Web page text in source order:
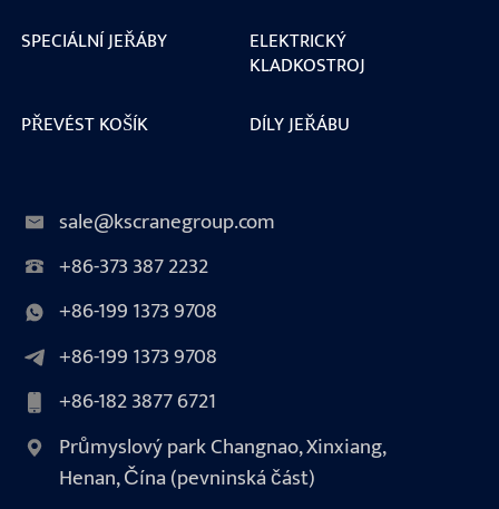
SPECIÁLNÍ JEŘÁBY
ELEKTRICKÝ
KLADKOSTROJ
PŘEVÉST KOŠÍK
DÍLY JEŘÁBU
sale@kscranegroup.com
+86-373 387 2232
+86-199 1373 9708
+86-199 1373 9708
+86-182 3877 6721
Průmyslový park Changnao, Xinxiang,
Henan, Čína (pevninská část)